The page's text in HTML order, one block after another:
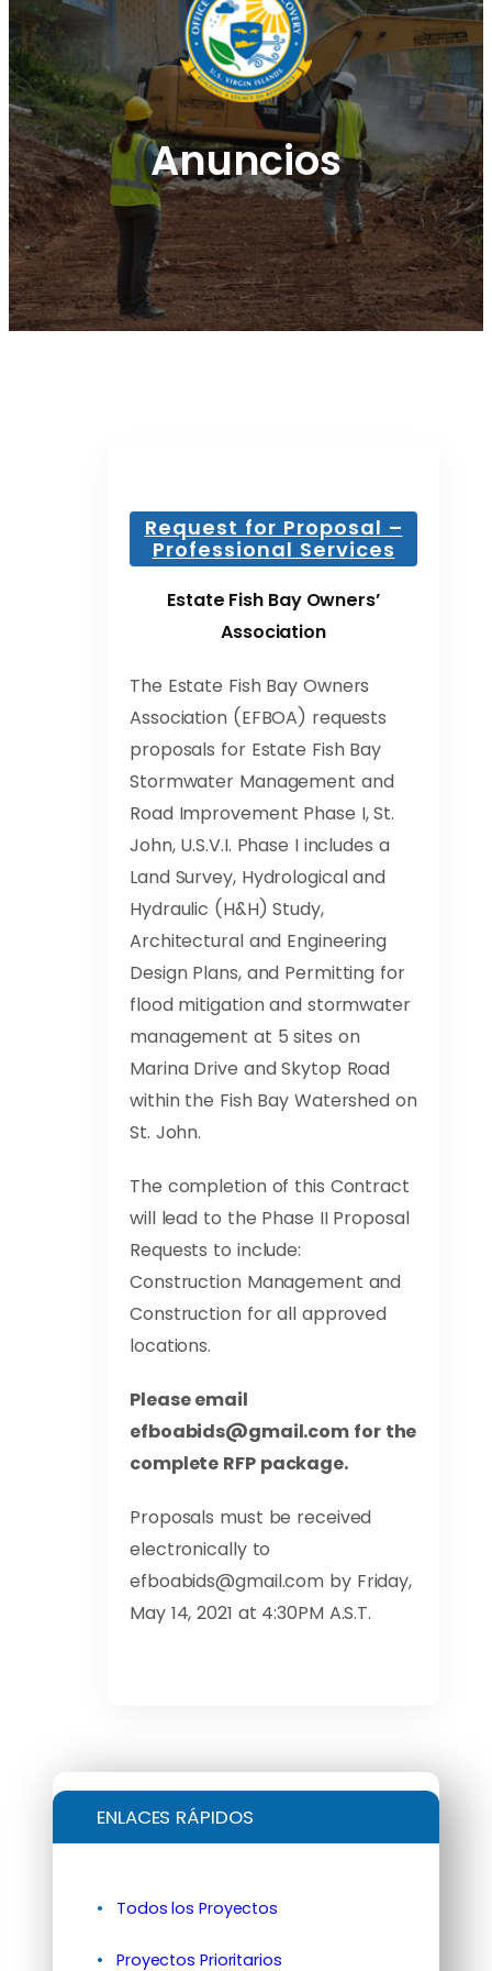
Anuncios
Request for Proposal –
Professional Services
Estate Fish Bay Owners’
Association
The Estate Fish Bay Owners
Association (EFBOA) requests
proposals for Estate Fish Bay
Stormwater Management and
Road Improvement Phase I, St.
John, U.S.V.I. Phase I includes a
Land Survey, Hydrological and
Hydraulic (H&H) Study,
Architectural and Engineering
Design Plans, and Permitting for
flood mitigation and stormwater
management at 5 sites on
Marina Drive and Skytop Road
within the Fish Bay Watershed on
St. John.
The completion of this Contract
will lead to the Phase II Proposal
Requests to include:
Construction Management and
Construction for all approved
locations.
Please email
efboabids@gmail.com for the
complete RFP package.
Proposals must be received
electronically to
efboabids@gmail.com by Friday,
May 14, 2021 at 4:30PM A.S.T.
ENLACES RÁPIDOS
Todos los Proyectos
Proyectos Prioritarios